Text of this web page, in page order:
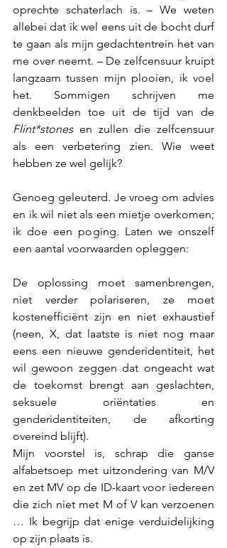
oprechte schaterlach is. – We weten
allebei dat ik wel eens uit de bocht durf
te gaan als mijn gedachtentrein het van
me over neemt. – De zelfcensuur kruipt
langzaam tussen mijn plooien, ik voel
het. Sommigen schrijven me
Flint*stones en zullen die zelfcensuur
als een verbetering zien. Wie weet
hebben ze wel gelijk?
Genoeg geleuterd. Je vroeg om advies
en ik wil niet als een mietje overkomen;
ik doe een poging. Laten we onszelf
een aantal voorwaarden opleggen:
De oplossing moet samenbrengen,
niet verder polariseren, ze moet
kostenefficiënt zijn en niet exhaustief
(neen, X, dat laatste is niet nog maar
eens een nieuwe genderidentiteit, het
wil gewoon zeggen dat ongeacht wat
de toekomst brengt aan geslachten,
seksuele oriëntaties en
genderidentiteiten, de afkorting
overeind blijft).
Mijn voorstel is, schrap die ganse
alfabetsoep met uitzondering van M/V
en zet MV op de ID-kaart voor iedereen
die zich niet met M of V kan verzoenen
… Ik begrijp dat enige verduidelijking
op zijn plaats is.